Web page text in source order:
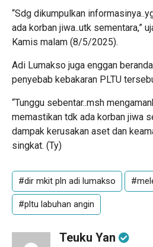
“Sdg dikumpulkan
ada korban jiwa..utk sementara,”
Kamis malam (8/5/2025).
Adi Lumakso juga enggan
penyebab kebakaran PLTU
“Tunggu sebentar..msh
memastikan tdk ada korban jiwa
dampak kerusakan aset dan
singkat. (Ty)
#dir mkit pln adi lumakso
#pltu labuhan angin
Teuku Yan